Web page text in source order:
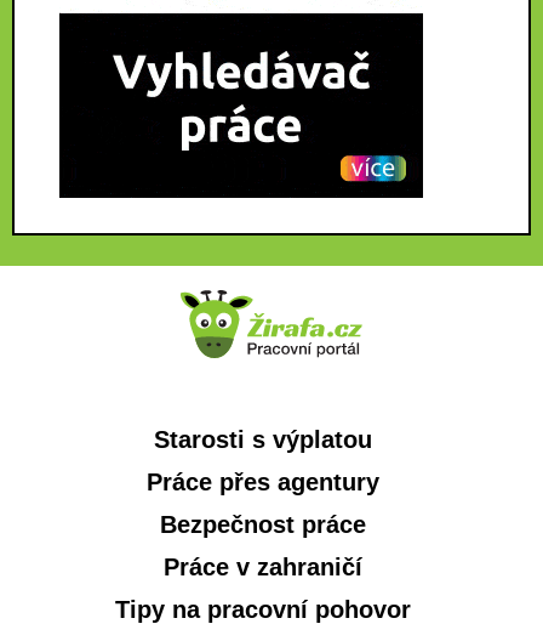
Starosti s výplatou
Práce přes agentury
Bezpečnost práce
Práce v zahraničí
Tipy na pracovní pohovor